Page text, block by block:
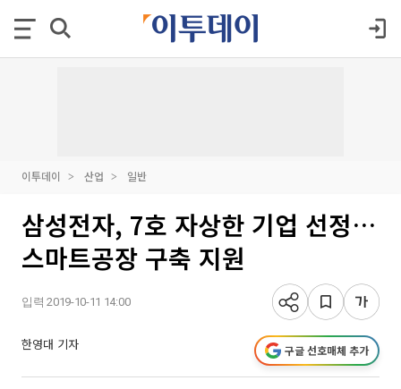
이투데이 산업 일반
삼성전자, 7호 자상한 기업 선정…
스마트공장 구축 지원
입력 2019-10-11 14:00
한영대 기자 구글 선호매체 추가